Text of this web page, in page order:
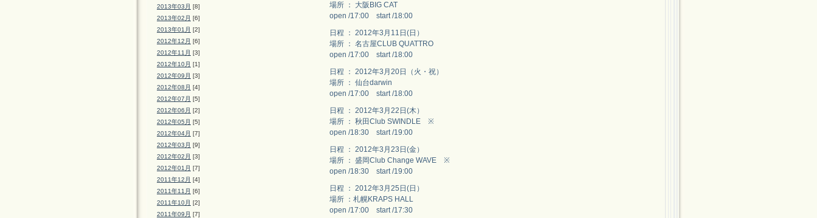
2013年03月 [8]
2013年02月 [6]
2013年01月 [2]
2012年12月 [6]
2012年11月 [3]
2012年10月 [1]
2012年09月 [3]
2012年08月 [4]
2012年07月 [5]
2012年06月 [2]
2012年05月 [5]
2012年04月 [7]
2012年03月 [9]
2012年02月 [3]
2012年01月 [7]
2011年12月 [4]
2011年11月 [6]
2011年10月 [2]
2011年09月 [7]
場所 ： 大阪BIG CAT
open /17:00 start /18:00
日程 ： 2012年3月11日(日）
場所 ： 名古屋CLUB QUATTRO
open /17:00 start /18:00
日程 ： 2012年3月20日（火・祝）
場所 ： 仙台darwin
open /17:00 start /18:00
日程 ： 2012年3月22日(木）
場所 ： 秋田Club SWINDLE ※
open /18:30 start /19:00
日程 ： 2012年3月23日(金）
場所 ： 盛岡Club Change WAVE ※
open /18:30 start /19:00
日程 ： 2012年3月25日(日）
場所 ：札幌KRAPS HALL
open /17:00 start /17:30